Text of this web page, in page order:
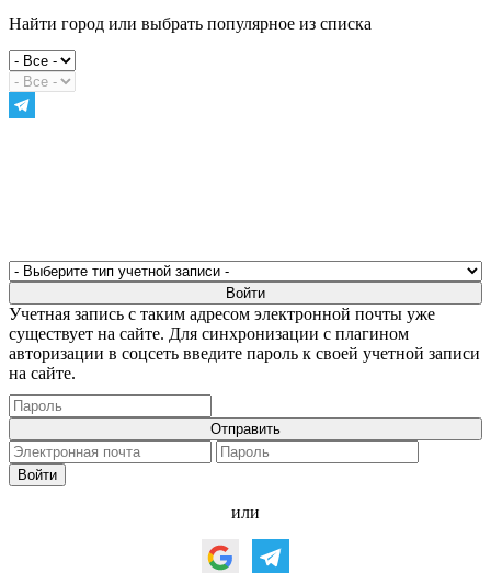
Найти город или выбрать популярное из списка
Учетная запись с таким адресом электронной почты уже
существует на сайте. Для синхронизации с плагином
авторизации в соцсеть введите пароль к своей учетной записи
на сайте.
или